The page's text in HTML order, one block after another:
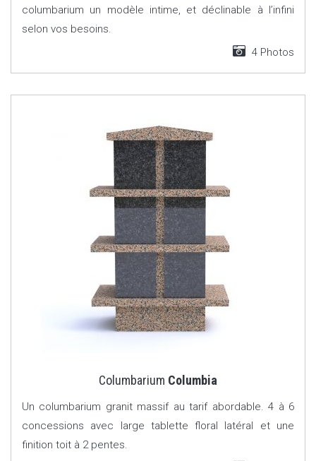
columbarium un modèle intime, et déclinable à l’infini
selon vos besoins.
4 Photos
Columbarium Columbia
Un columbarium granit massif au tarif abordable. 4 à 6
concessions avec large tablette floral latéral et une
finition toit à 2 pentes.